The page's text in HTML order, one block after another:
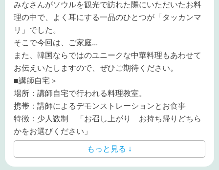
みなさんがソウルを観光で訪れた際にいただいたお料
理の中で、よく耳にする一品のひとつが「タッカンマ
リ」でした。
そこで今回は、ご家庭...
また、韓国ならではのユニークな中華料理もあわせて
お伝えいたしますので、ぜひご期待ください。
■講師自宅＞
場所：講師自宅で行われる料理教室。
携帯：講師によるデモンストレーションとお食事
特徴：少人数制 「お召し上がり お持ち帰りどちら
かをお選びください」
もっと見る ↓